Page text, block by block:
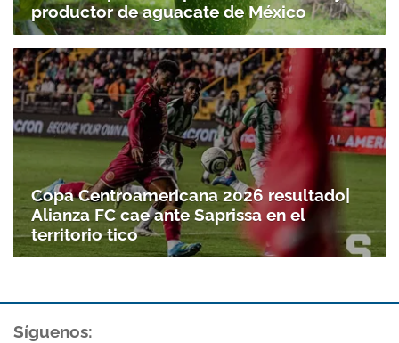
Gracias por suscribirte a nuestro boletín.
ACEPTAR
productor de aguacate de México
Copa Centroamericana 2026 resultado|
Alianza FC cae ante Saprissa en el
territorio tico
Síguenos: